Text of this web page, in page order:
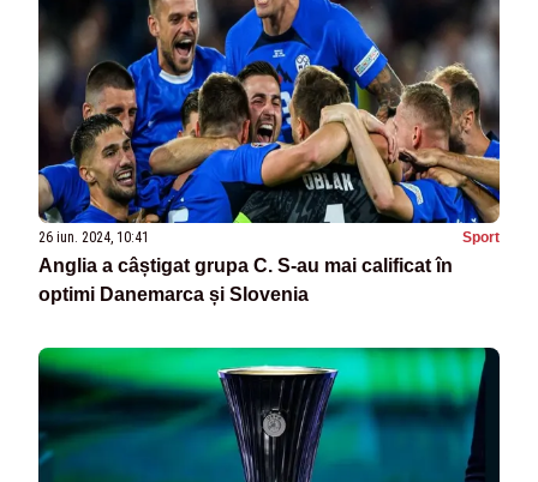
26 iun. 2024, 10:41 Sport
Anglia a câștigat grupa C. S-au mai calificat în
optimi Danemarca și Slovenia